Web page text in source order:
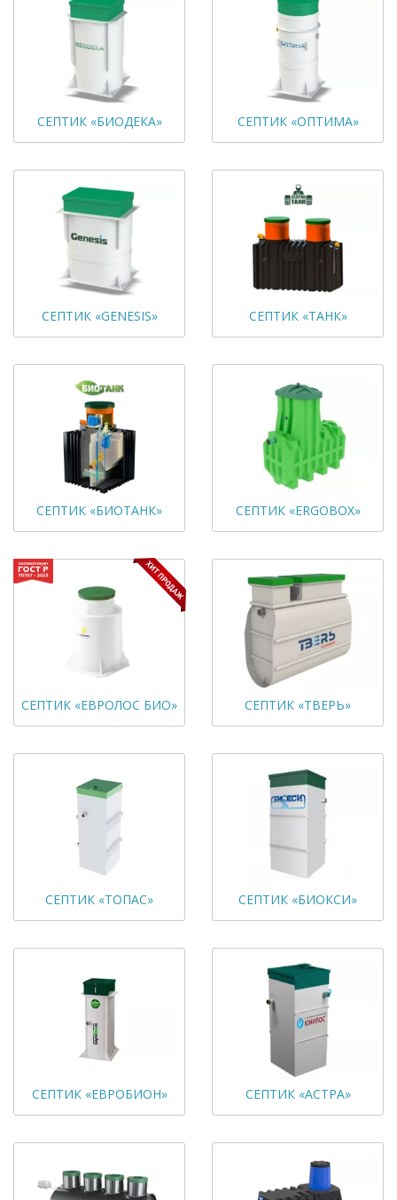
СЕПТИК «БИОДЕКА» СЕПТИК «ОПТИМА»
СЕПТИК «GENESIS» СЕПТИК «ТАНК»
СЕПТИК «БИОТАНК» СЕПТИК «ERGOBOX»
СЕПТИК «ЕВРОЛОС БИО» СЕПТИК «ТВЕРЬ»
СЕПТИК «ТОПАС» СЕПТИК «БИОКСИ»
СЕПТИК «ЕВРОБИОН» СЕПТИК «АСТРА»